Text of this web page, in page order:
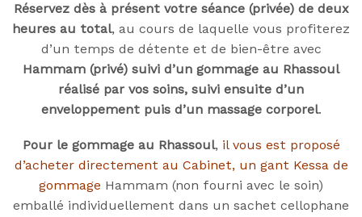
Réservez dès à présent votre séance (privée) de deux
heures au total, au cours de laquelle vous profiterez
d’un temps de détente et de bien-être avec
Hammam (privé) suivi d’un gommage au Rhassoul
réalisé par vos soins, suivi ensuite d’un
enveloppement puis d’un massage corporel.
Pour le gommage au Rhassoul, il vous est proposé
d’acheter directement au Cabinet, un gant Kessa de
gommage Hammam (non fourni avec le soin)
emballé individuellement dans un sachet cellophane